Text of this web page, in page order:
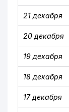
21 декабря
20 декабря
19 декабря
18 декабря
17 декабря